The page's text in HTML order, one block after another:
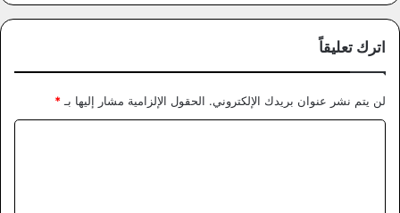
اترك تعليقاً
لن يتم نشر عنوان بريدك الإلكتروني. الحقول الإلزامية مشار إليها بـ *